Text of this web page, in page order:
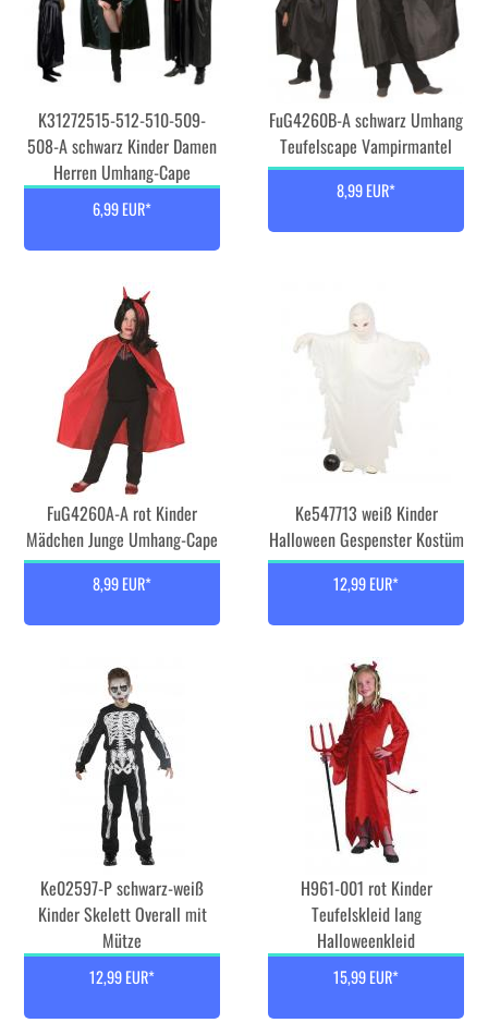
K31272515-512-510-509-
508-A schwarz Kinder Damen
Herren Umhang-Cape
6,99 EUR*
FuG4260B-A schwarz Umhang
Teufelscape Vampirmantel
8,99 EUR*
FuG4260A-A rot Kinder
Mädchen Junge Umhang-Cape
8,99 EUR*
Ke547713 weiß Kinder
Halloween Gespenster Kostüm
12,99 EUR*
Ke02597-P schwarz-weiß
Kinder Skelett Overall mit
Mütze
12,99 EUR*
H961-001 rot Kinder
Teufelskleid lang
Halloweenkleid
15,99 EUR*